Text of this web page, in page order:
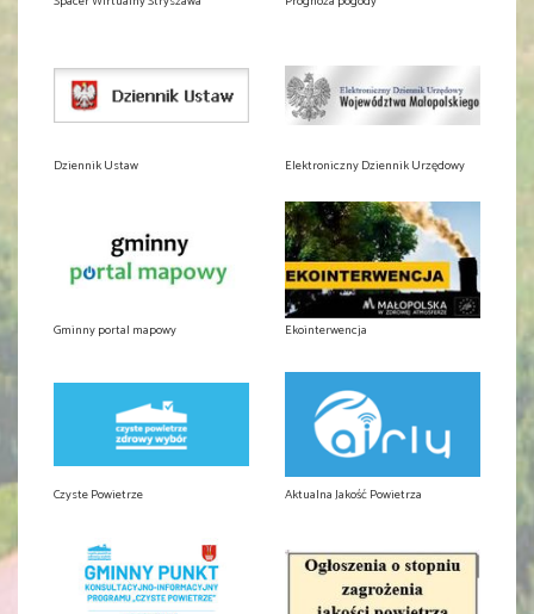
Dziennik Ustaw Elektroniczny Dziennik Urzędowy
Gminny portal mapowy Ekointerwencja
Czyste Powietrze Aktualna Jakość Powietrza